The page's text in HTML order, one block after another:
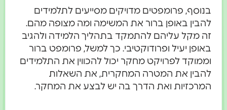
בנוסף, פרומפטים מדויקים מסייעים לתלמידים
להבין באופן ברור את המשימה ומה מצופה מהם.
זה מקל עליהם להתמקד בתהליך הלמידה ולהגיב
באופן יעיל ופרודוקטיבי. כך למשל, פרומפט ברור
וממוקד לפרויקט מחקר יכול להכווין את התלמידים
להבין את המטרה המחקרית, את השאלות
המרכזיות ואת הדרך בה יש לבצע את המחקר.